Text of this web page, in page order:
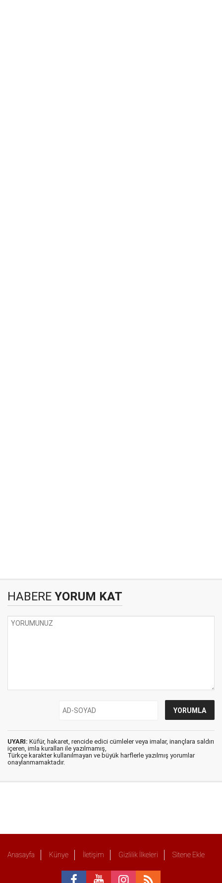
HABERE YORUM KAT
UYARI: Küfür, hakaret, rencide edici cümleler veya imalar, inançlara saldırı
içeren, imla kuralları ile yazılmamış,
Türkçe karakter kullanılmayan ve büyük harflerle yazılmış yorumlar
onaylanmamaktadır.
Anasayfa Künye İletişim Gizlilik İlkeleri Sitene Ekle